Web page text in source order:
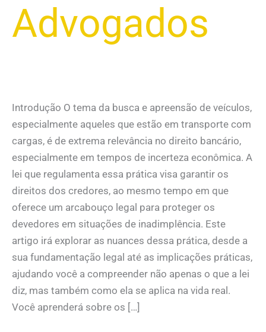
Advogados
Introdução O tema da busca e apreensão de veículos,
especialmente aqueles que estão em transporte com
cargas, é de extrema relevância no direito bancário,
especialmente em tempos de incerteza econômica. A
lei que regulamenta essa prática visa garantir os
direitos dos credores, ao mesmo tempo em que
oferece um arcabouço legal para proteger os
devedores em situações de inadimplência. Este
artigo irá explorar as nuances dessa prática, desde a
sua fundamentação legal até as implicações práticas,
ajudando você a compreender não apenas o que a lei
diz, mas também como ela se aplica na vida real.
Você aprenderá sobre os […]